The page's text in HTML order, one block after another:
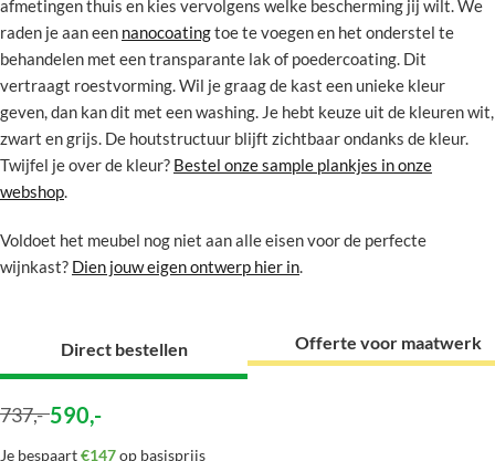
afmetingen thuis en kies vervolgens welke bescherming jij wilt. We
raden je aan een nanocoatingtoe te voegen en het onderstel te
behandelen met een transparante lak of poedercoating. Dit
vertraagt roestvorming. Wil je graag de kast een unieke kleur
geven, dan kan dit met een washing. Je hebt keuze uit de kleuren wit,
zwart en grijs. De houtstructuur blijft zichtbaar ondanks de kleur.
Twijfel je over de kleur? Bestel onze sample plankjes in onze
webshop.
Voldoet het meubel nog niet aan alle eisen voor de perfecte
wijnkast? Dien jouw eigen ontwerp hier in.
Direct bestellen Offerte voor maatwerk
737,- 590,-
Je bespaart€147op basisprijs